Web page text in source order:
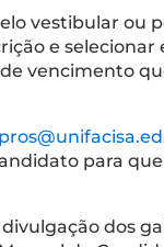
vestibular ou
e
vencimento
para
dos